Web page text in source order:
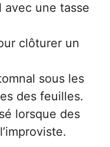
avec une tasse
clôturer un
sous les
des feuilles.
lorsque des